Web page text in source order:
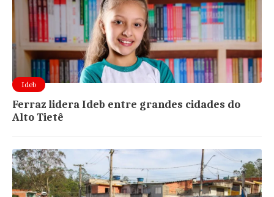
Ideb
Ferraz lidera Ideb entre grandes cidades do
Alto Tietê